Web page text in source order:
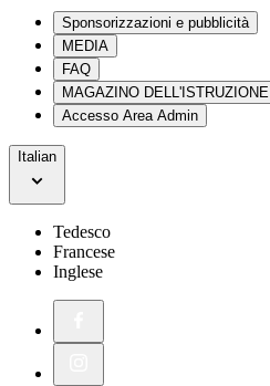
Sponsorizzazioni e pubblicità
MEDIA
FAQ
MAGAZINO DELL'ISTRUZIONE
Accesso Area Admin
Italian
Tedesco
Francese
Inglese